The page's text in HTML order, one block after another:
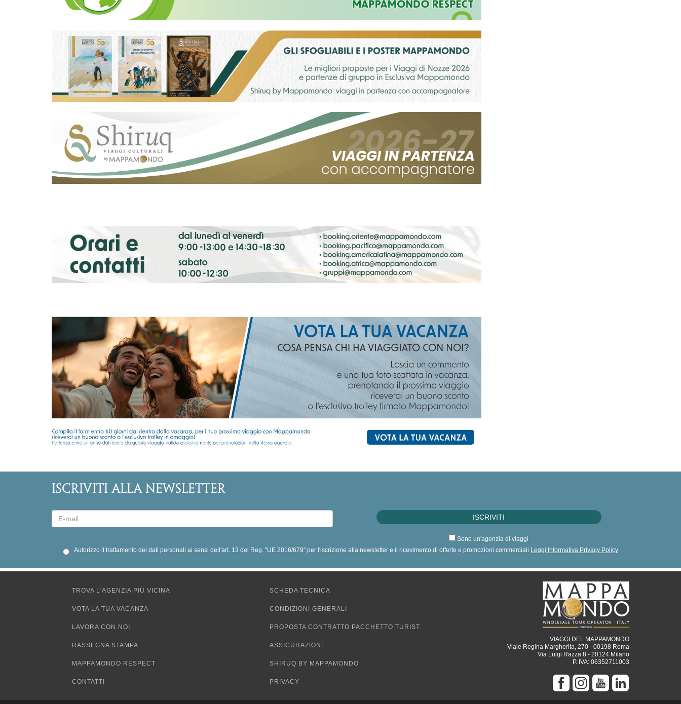
ISCRIVITI ALLA NEWSLETTER
Sono un'agenzia di viaggi
Autorizzo il trattamento dei dati personali ai sensi dell'art. 13 del Reg. "UE 2016/679" per l'iscrizione alla newsletter e il ricevimento di offerte e promozioni commerciali Leggi Informativa Privacy Policy
TROVA L'AGENZIA PIÙ VICINA
VOTA LA TUA VACANZA
LAVORA CON NOI
RASSEGNA STAMPA
MAPPAMONDO RESPECT
CONTATTI
SCHEDA TECNICA
CONDIZIONI GENERALI
PROPOSTA CONTRATTO PACCHETTO TURIST.
ASSICURAZIONE
SHIRUQ BY MAPPAMONDO
PRIVACY
VIAGGI DEL MAPPAMONDO
Viale Regina Margherita, 270 - 00198 Roma
Via Luigi Razza 8 - 20124 Milano
P. IVA: 06352711003